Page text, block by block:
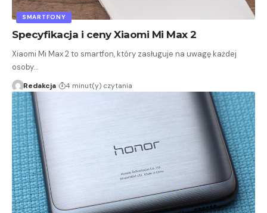
SMARTFONY
Specyfikacja i ceny Xiaomi Mi Max 2
Xiaomi Mi Max 2 to smartfon, który zasługuje na uwagę każdej
osoby…
Redakcja 4 minut(y) czytania